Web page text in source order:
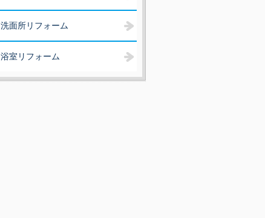
洗面所リフォーム
浴室リフォーム